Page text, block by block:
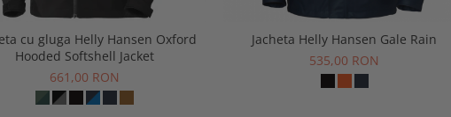
cu gluga Helly Hansen Oxford
Hooded Softshell Jacket
661,00 RON
Jacheta Helly Hansen Gale Rain
535,00 RON